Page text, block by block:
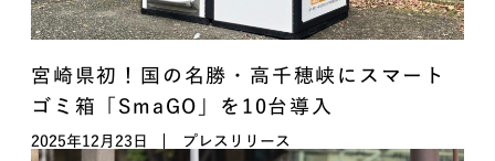
宮崎県初！国の名勝・高千穂峡にスマート
ゴミ箱「SmaGO」を10台導入
2025年12月23日 プレスリリース